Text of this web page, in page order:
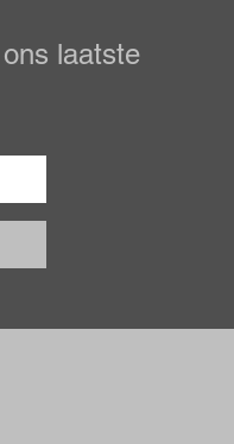
laatste